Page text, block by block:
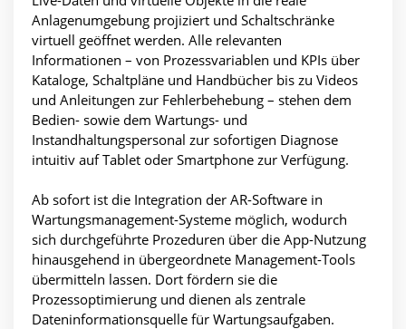
Anlagenumgebung projiziert und Schaltschränke
virtuell geöffnet werden. Alle relevanten
Informationen – von Prozessvariablen und KPIs über
Kataloge, Schaltpläne und Handbücher bis zu Videos
und Anleitungen zur Fehlerbehebung – stehen dem
Bedien- sowie dem Wartungs- und
Instandhaltungspersonal zur sofortigen Diagnose
intuitiv auf Tablet oder Smartphone zur Verfügung.
Ab sofort ist die Integration der AR-Software in
Wartungsmanagement-Systeme möglich, wodurch
sich durchgeführte Prozeduren über die App-Nutzung
hinausgehend in übergeordnete Management-Tools
übermitteln lassen. Dort fördern sie die
Prozessoptimierung und dienen als zentrale
Dateninformationsquelle für Wartungsaufgaben.